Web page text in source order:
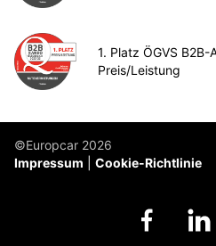
1. Platz ÖGVS
Preis/Leistung
©Europcar 2026
Impressum
Cookie-Richtlinie